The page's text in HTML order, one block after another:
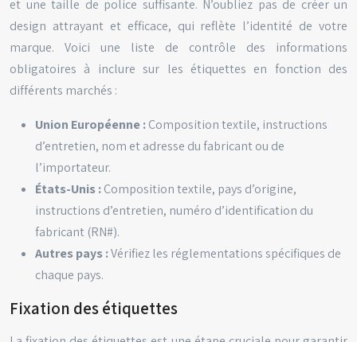
et une taille de police suffisante. N’oubliez pas de créer un
design attrayant et efficace, qui reflète l’identité de votre
marque. Voici une liste de contrôle des informations
obligatoires à inclure sur les étiquettes en fonction des
différents marchés :
Union Européenne :Composition textile, instructions
d’entretien, nom et adresse du fabricant ou de
l’importateur.
États-Unis :Composition textile, pays d’origine,
instructions d’entretien, numéro d’identification du
fabricant (RN#).
Autres pays :Vérifiez les réglementations spécifiques de
chaque pays.
Fixation des étiquettes